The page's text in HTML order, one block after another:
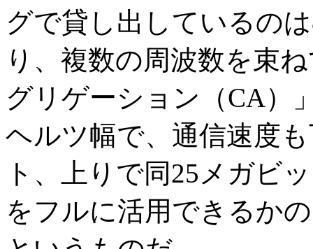
グで貸し出しているの
り、複数の周波数を束
グリゲーション（CA）
ヘルツ幅で、通信速度
ト、上りで同25メガビ
をフルに活用できるか